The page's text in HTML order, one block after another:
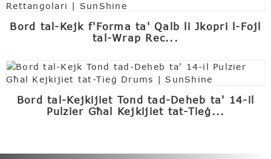
Bord tal-Kejk f'Forma ta' Qalb li Jkopri l-Fojl
tal-Wrap Rec...
Bord tal-Kejkijiet Tond tad-Deheb ta' 14-il
Pulzier Għal Kejkijiet tat-Tieġ...